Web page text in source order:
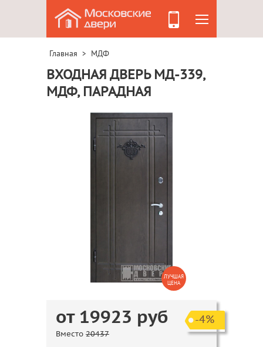
Главная > МДФ
ВХОДНАЯ ДВЕРЬ МД-339,
МДФ, ПАРАДНАЯ
ЛУЧШАЯ
ЦЕНА
от 19923 руб
Вместо 20437
-4%